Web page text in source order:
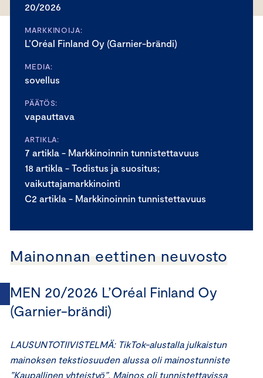
20/2026
MARKKINOIJA:
L’Oréal Finland Oy (Garnier-brändi)
MEDIA:
sovellus
PÄÄTÖS:
vapauttava
ARTIKLA:
7 artikla - Markkinoinnin tunnistettavuus
18 artikla - Todistus ja suositus;
vaikuttajamarkkinointi
C2 artikla - Markkinoinnin tunnistettavuus
Mainonnan eettinen neuvosto
MEN 20/2026 L’Oréal Finland Oy
(Garnier-brändi)
LAUSUNTOTIIVISTELMÄ: TikTok-alustalla julkaistun
mainoksen tekstiosuuden alussa oli mainostunniste
”Kaupallinen yhteistyö”. Mainos oli tunnistettavissa